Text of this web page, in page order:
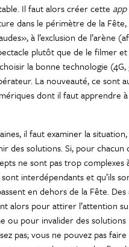
Il faut alors créer cette app
dans le périmètre de la Fête,
à l’exclusion de l’arène
plutôt que de le filmer et
la bonne technologie (4G,
La nouveauté, ce sont
dont il faut apprendre
il faut examiner la
des solutions. Si, pour chacun
ne sont pas trop complexes
interdépendants et qu’ils
en dehors de la Fête.
alors pour attirer l’attention
ou pour invalider des solutions
pas; vous ne pouvez pas